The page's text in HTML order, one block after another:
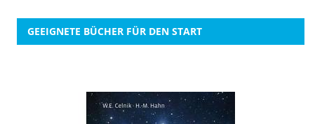
GEEIGNETE BÜCHER FÜR DEN START